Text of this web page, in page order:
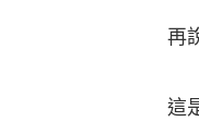
再說
這是